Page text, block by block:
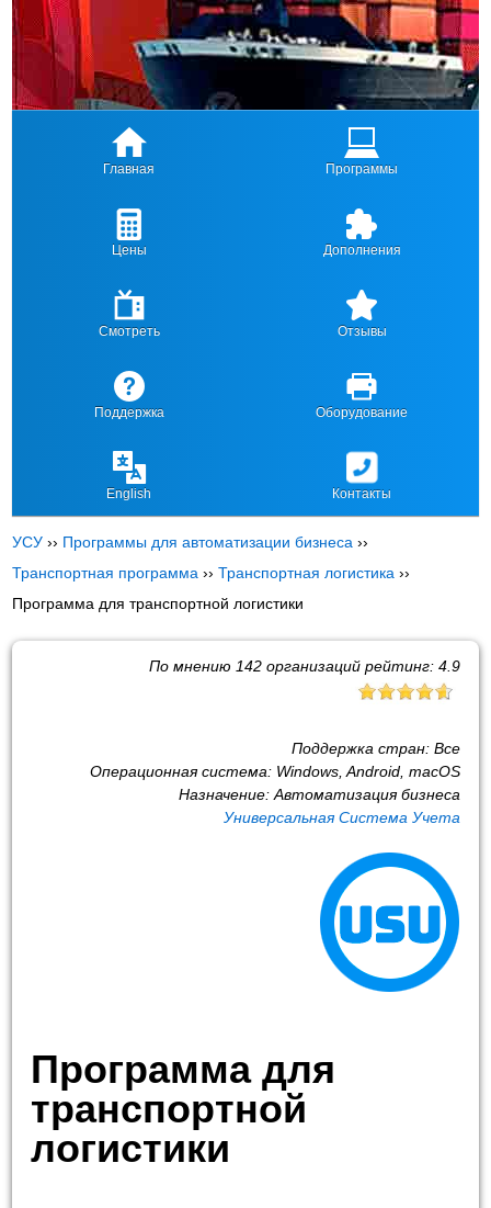
Главная Программы
Цены Дополнения
Смотреть Отзывы
Поддержка Оборудование
English Контакты
УСУ ›› Программы для автоматизации бизнеса ››
Транспортная программа ››Транспортная логистика ››
Программа для транспортной логистики
По мнению 142организаций рейтинг: 4.9
Поддержка стран: Все
Операционная система: Windows, Android, macOS
Назначение: Автоматизация бизнеса
Универсальная Система Учета
Программа для
транспортной
логистики